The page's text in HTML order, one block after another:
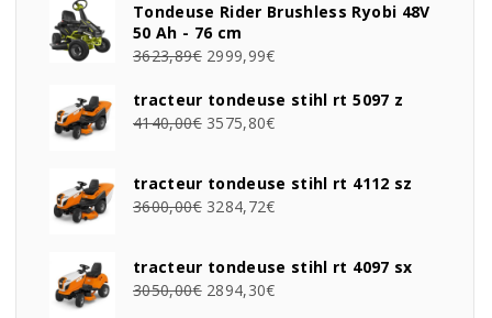
Tondeuse Rider Brushless Ryobi 48V
50 Ah - 76 cm
3623,89€ 2999,99€
tracteur tondeuse stihl rt 5097 z
4140,00€ 3575,80€
tracteur tondeuse stihl rt 4112 sz
3600,00€ 3284,72€
tracteur tondeuse stihl rt 4097 sx
3050,00€ 2894,30€